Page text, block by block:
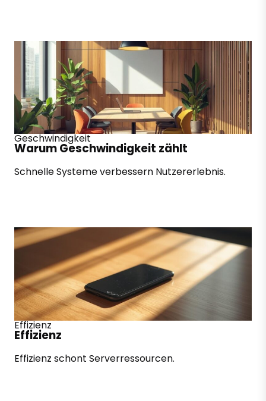
Geschwindigkeit
Warum Geschwindigkeit zählt
Schnelle Systeme verbessern Nutzererlebnis.
Effizienz
Effizienz
Effizienz schont Serverressourcen.